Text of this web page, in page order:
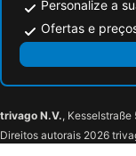
Personalize a
Ofertas e
trivago N.V., Kesselstraße
Direitos autorais 2026